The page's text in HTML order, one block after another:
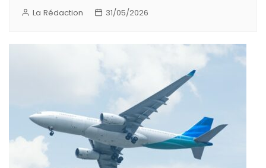
La Rédaction 31/05/2026